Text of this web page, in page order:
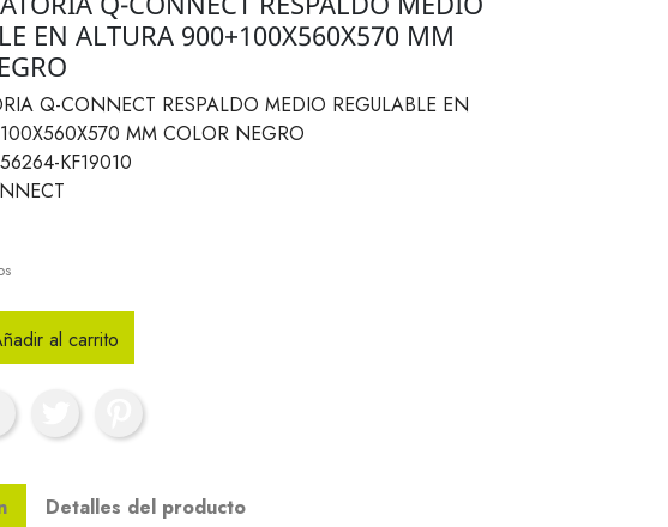
EN ALTURA 900+100X560X570 MM
Q-CONNECT RESPALDO MEDIO REGULABLE EN
MM COLOR NEGRO
KF19010
al carrito
Detalles del producto